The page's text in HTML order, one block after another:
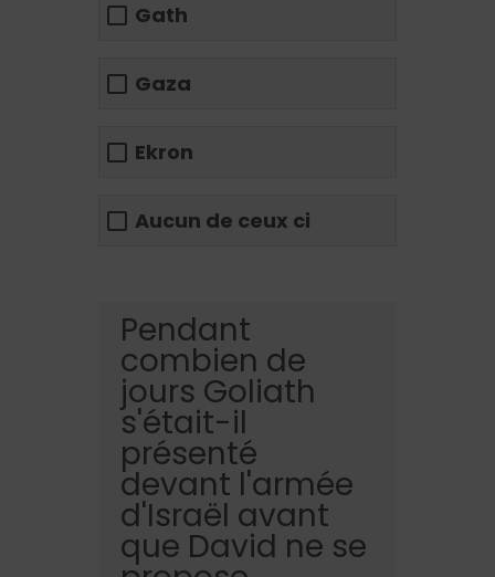
Gath
Gaza
Ekron
Aucun de ceux ci
Pendant
combien de
jours Goliath
s'était-il
présenté
devant l'armée
d'Israël avant
que David ne se